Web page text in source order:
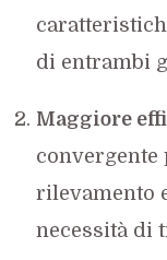
di entrambi
Maggiore
convergente
rilevamento
necessità di